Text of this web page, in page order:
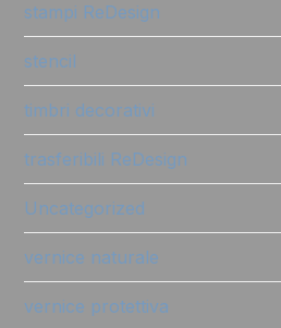
stampi ReDesign
stencil
timbri decorativi
trasferibili ReDesign
Uncategorized
vernice naturale
vernice protettiva